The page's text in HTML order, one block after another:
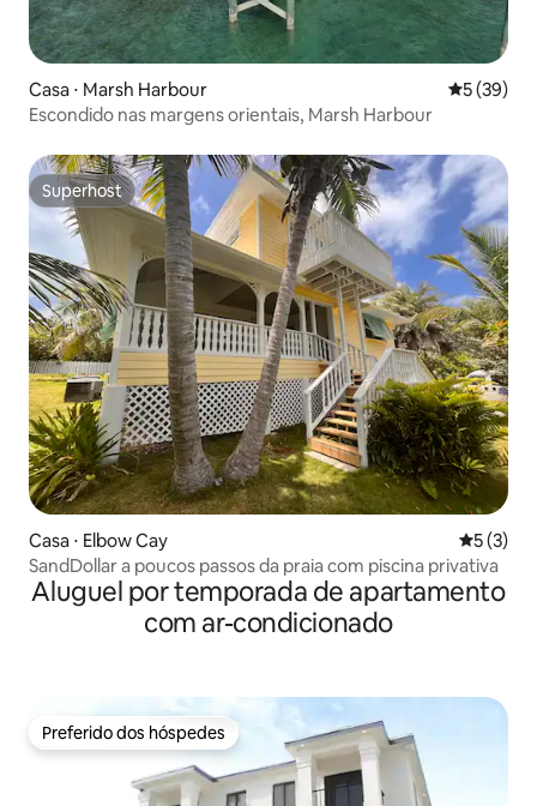
Casa ⋅ Marsh Harbour 5 de uma
5 (39)
Escondido nas margens orientais, Marsh Harbour
Superhost
Superhost
Casa ⋅ Elbow Cay 5 de
5 (3)
SandDollar a poucos passos da praia com piscina privativa
Aluguel por temporada de apartamento
com ar-condicionado
Preferido dos hóspedes
Preferido dos hóspedes